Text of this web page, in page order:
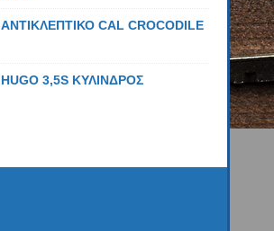
ΑΝΤΙΚΛΕΠΤΙΚΟ CAL CROCODILE
HUGO 3,5S ΚΥΛΙΝΔΡΟΣ